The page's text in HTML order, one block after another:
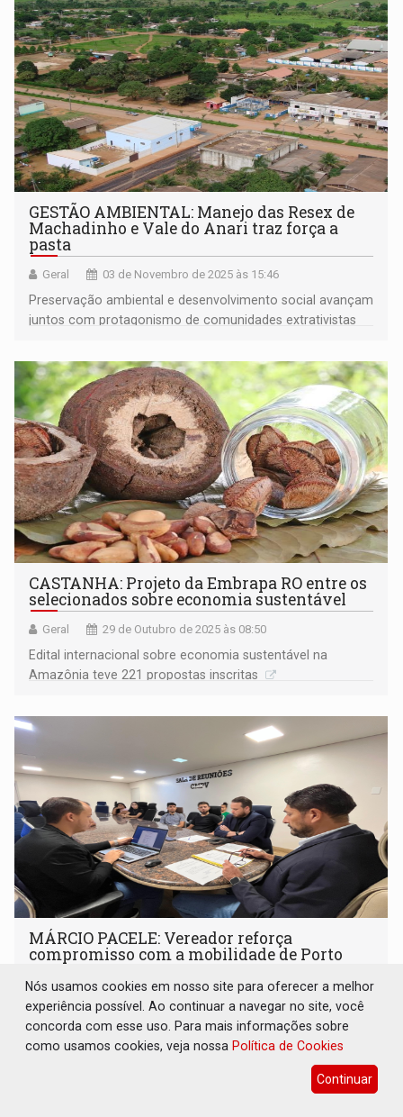
GESTÃO AMBIENTAL: Manejo das Resex de
Machadinho e Vale do Anari traz força a
pasta
Geral 03 de Novembro de 2025 às 15:46
Preservação ambiental e desenvolvimento social avançam
juntos com protagonismo de comunidades extrativistas
CASTANHA: Projeto da Embrapa RO entre os
selecionados sobre economia sustentável
Geral 29 de Outubro de 2025 às 08:50
Edital internacional sobre economia sustentável na
Amazônia teve 221 propostas inscritas
MÁRCIO PACELE: Vereador reforça
compromisso com a mobilidade de Porto
Velho
Política 28 de Outubro de 2025 às 17:16
Nós usamos cookies em nosso site para oferecer a melhor
experiência possível. Ao continuar a navegar no site, você
concorda com esse uso. Para mais informações sobre
como usamos cookies, veja nossa Política de Cookies
Continuar